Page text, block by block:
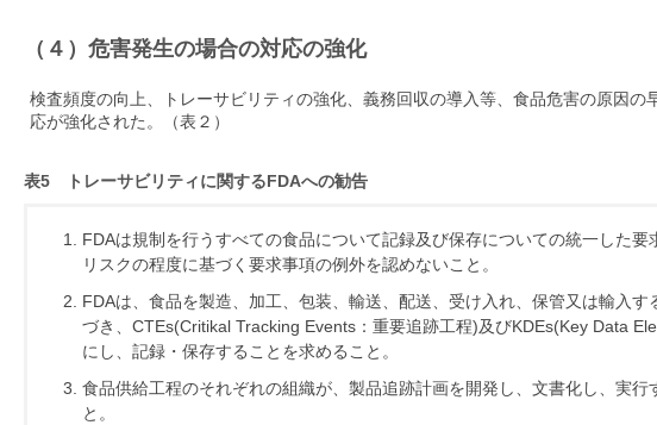
（４）危害発生の場合の対応の強化
検査頻度の向上、トレーサビリティの強化、義務回収の導入等、食品危害の原因の
応が強化された。（表２）
表5 トレーサビリティに関するFDAへの勧告
FDAは規制を行うすべての食品について記録及び保存についての統一した要
リスクの程度に基づく要求事項の例外を認めないこと。
FDAは、食品を製造、加工、包装、輸送、配送、受け入れ、保管又は輸入
づき、CTEs(Critikal Tracking Events：重要追跡工程)及びKDEs(Key Data
にし、記録・保存することを求めること。
食品供給工程のそれぞれの組織が、製品追跡計画を開発し、文書化し、実行
と。